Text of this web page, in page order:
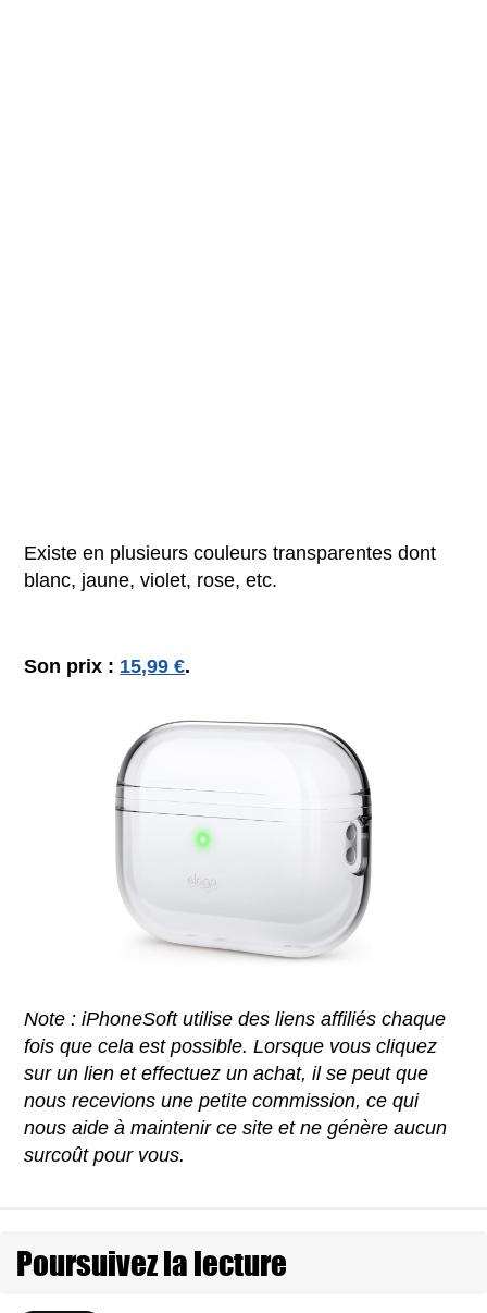
Existe en plusieurs couleurs transparentes dont
blanc, jaune, violet, rose, etc.
Son prix : 15,99 €.
Note : iPhoneSoft utilise des liens affiliés chaque
fois que cela est possible. Lorsque vous cliquez
sur un lien et effectuez un achat, il se peut que
nous recevions une petite commission, ce qui
nous aide à maintenir ce site et ne génère aucun
surcoût pour vous.
Poursuivez la lecture